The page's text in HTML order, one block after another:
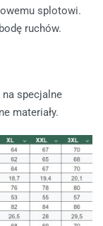
splotowi.
ruchów.
specjalne
materiały.